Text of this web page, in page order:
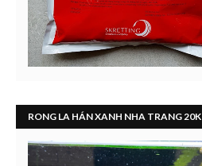
RONG LA HÁN XANH NHA TRANG 20K